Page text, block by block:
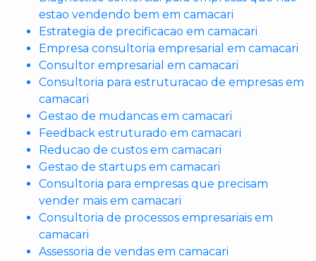
estao vendendo bem em camacari
Estrategia de precificacao em camacari
Empresa consultoria empresarial em camacari
Consultor empresarial em camacari
Consultoria para estruturacao de empresas em
camacari
Gestao de mudancas em camacari
Feedback estruturado em camacari
Reducao de custos em camacari
Gestao de startups em camacari
Consultoria para empresas que precisam
vender mais em camacari
Consultoria de processos empresariais em
camacari
Assessoria de vendas em camacari